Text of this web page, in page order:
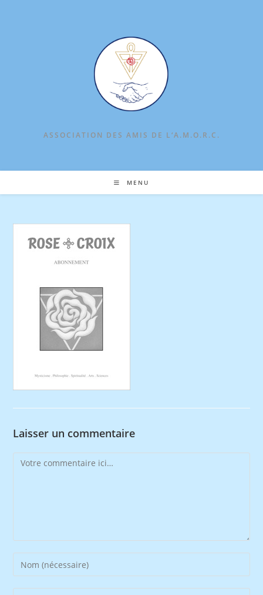
ASSOCIATION DES AMIS DE L‘A.M.O.R.C.
MENU
Laisser un commentaire
Comment
Enter
your
name